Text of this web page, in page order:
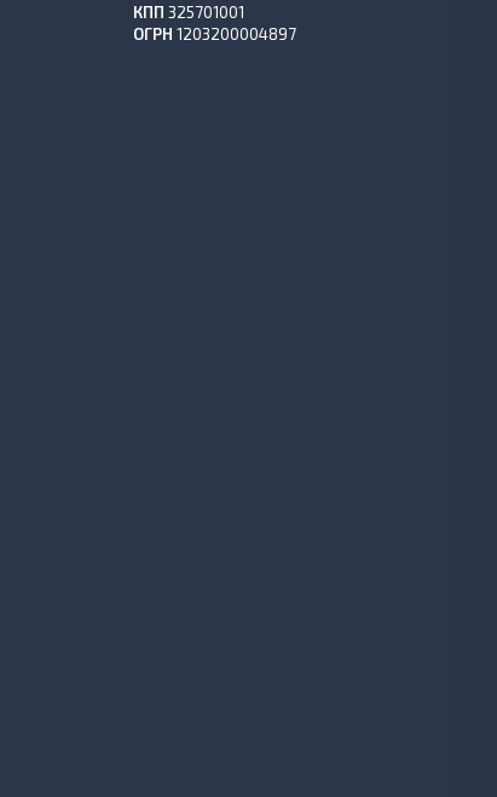
КПП 325701001
ОГРН 1203200004897